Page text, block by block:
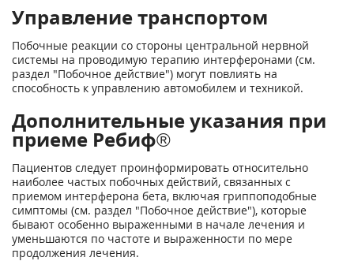
Управление транспортом
Побочные реакции со стороны центральной нервной
системы на проводимую терапию интерферонами (см.
раздел "Побочное действие") могут повлиять на
способность к управлению автомобилем и техникой.
Дополнительные указания при
приеме Ребиф®
Пациентов следует проинформировать относительно
наиболее частых побочных действий, связанных с
приемом интерферона бета, включая гриппоподобные
симптомы (см. раздел "Побочное действие"), которые
бывают особенно выраженными в начале лечения и
уменьшаются по частоте и выраженности по мере
продолжения лечения.